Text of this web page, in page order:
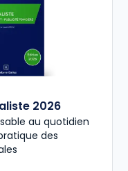
2026
au quotidien
des